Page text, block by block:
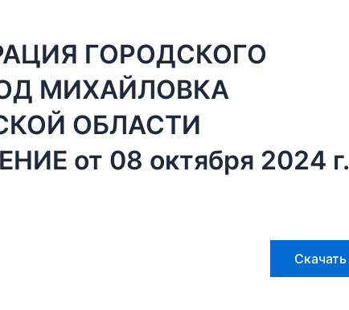
ГОРОДСКОГО
МИХАЙЛОВКА
ОБЛАСТИ
от 08 октября 2024 г.
Скачать